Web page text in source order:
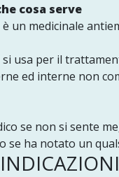
cosa serve
un medicinale
usa per il
ed interne non
se non si sente
se ha notato un